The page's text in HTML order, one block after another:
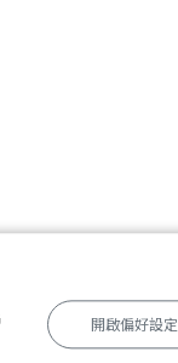
開啟偏好設定